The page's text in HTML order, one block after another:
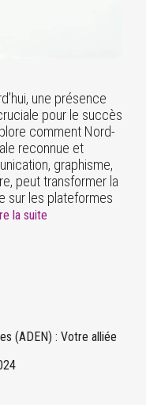
une présence
pour le succès
comment Nord-
reconnue et
graphisme,
peut transformer la
sur les plateformes
la suite
(ADEN) : Votre alliée